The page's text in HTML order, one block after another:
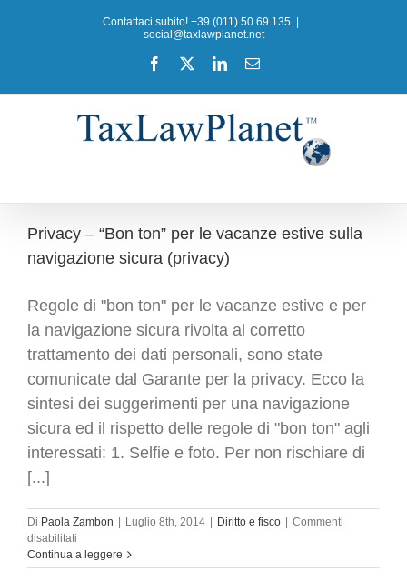
Contattaci subito! +39 (011) 50.69.135
social@taxlawplanet.net
Facebook LinkedInEmail
Privacy – “Bon ton” per le vacanze estive sulla
navigazione sicura (privacy)
Regole di "bon ton" per le vacanze estive e per
la navigazione sicura rivolta al corretto
trattamento dei dati personali, sono state
comunicate dal Garante per la privacy. Ecco la
sintesi dei suggerimenti per una navigazione
sicura ed il rispetto delle regole di "bon ton" agli
interessati: 1. Selfie e foto. Per non rischiare di
[...]
Di Paola Zambon Luglio 8th, 2014 Diritto e fisco
Commenti
disabilitati
Privacy
–
Continua a leggere